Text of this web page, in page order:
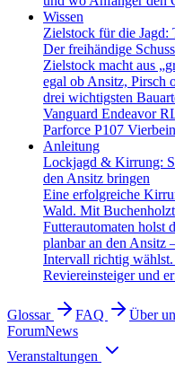
Wissen
Zielstock für die Jagd:
Der freihändige
Zielstock macht aus
egal ob Ansitz, Pirsch
drei wichtigsten
Vanguard Endeavor
Parforce P107
Anleitung
Lockjagd & Kirrung:
den Ansitz bringen
Eine erfolgreiche
Wald. Mit
Futterautomaten holst
planbar an den Ansitz
Intervall richtig
Reviereinsteiger und
Glossar FAQ
Über
ForumNews
Veranstaltungen